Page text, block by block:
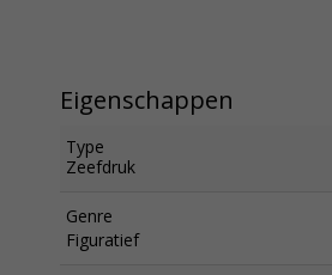
Eigenschappen
Type
Zeefdruk
Genre
Figuratief